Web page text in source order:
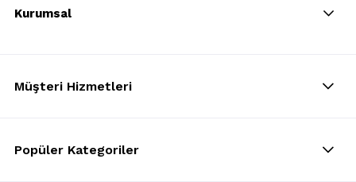
Kurumsal
Müşteri Hizmetleri
Popüler Kategoriler